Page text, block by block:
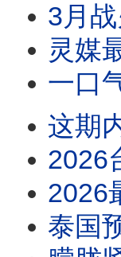
3月战火、4月放毒
灵媒最新看到：
一口气看完！泰
这期内容可能让你
2026台湾会安全
2026最离谱预言
泰国预言家Plai最